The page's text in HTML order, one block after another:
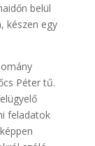
belül
készen egy
Péter tű.
feladatok